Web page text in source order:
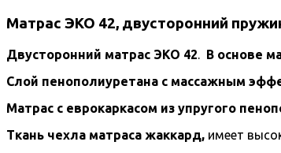
Матрас ЭКО 42, двусторонний
Двусторонний матрас ЭКО 42
В основе
Слой пенополиуретана с массажным
Матрас с еврокаркасом из упругого
Ткань чехла матраса жаккард, имеет